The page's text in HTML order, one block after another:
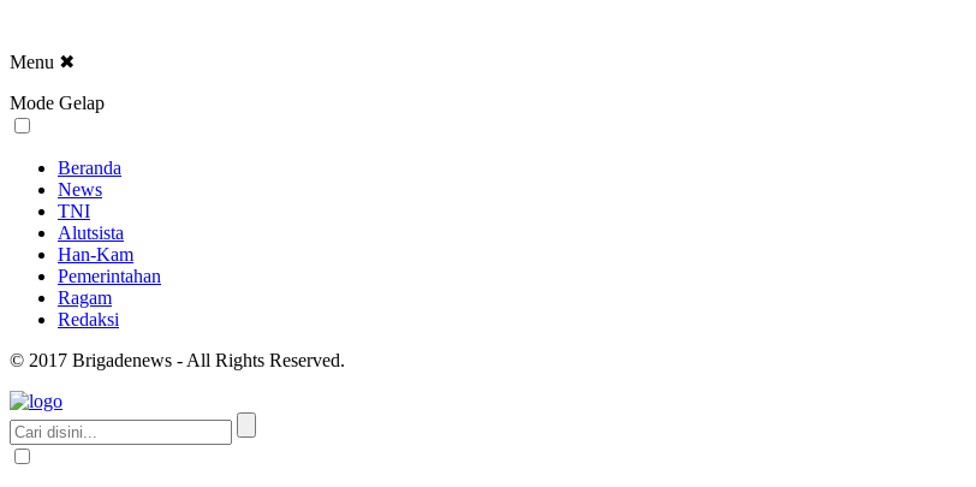
Menu ✖
Mode Gelap
Beranda
News
TNI
Alutsista
Han-Kam
Pemerintahan
Ragam
Redaksi
© 2017 Brigadenews - All Rights Reserved.